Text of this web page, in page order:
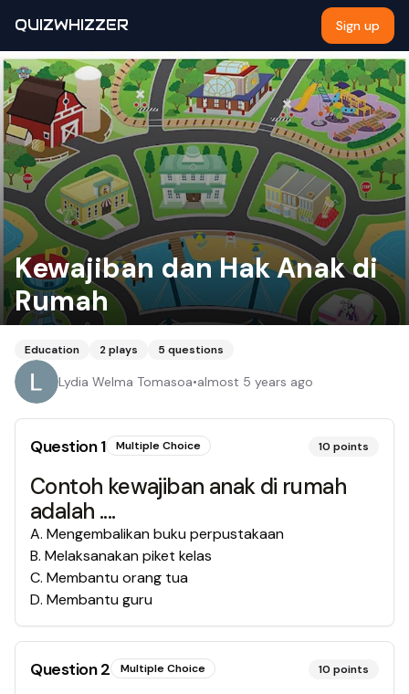
QUIZWHIZZER Sign up
Kewajiban dan Hak Anak di
Rumah
Education 2plays 5 questions
Lydia Welma Tomasoa•almost 5 years ago
Question1 Multiple Choice 10 points
Contoh kewajiban anak di rumah
adalah ....
A. Mengembalikan buku perpustakaan
B. Melaksanakan piket kelas
C. Membantu orang tua
D. Membantu guru
Question2 Multiple Choice 10 points